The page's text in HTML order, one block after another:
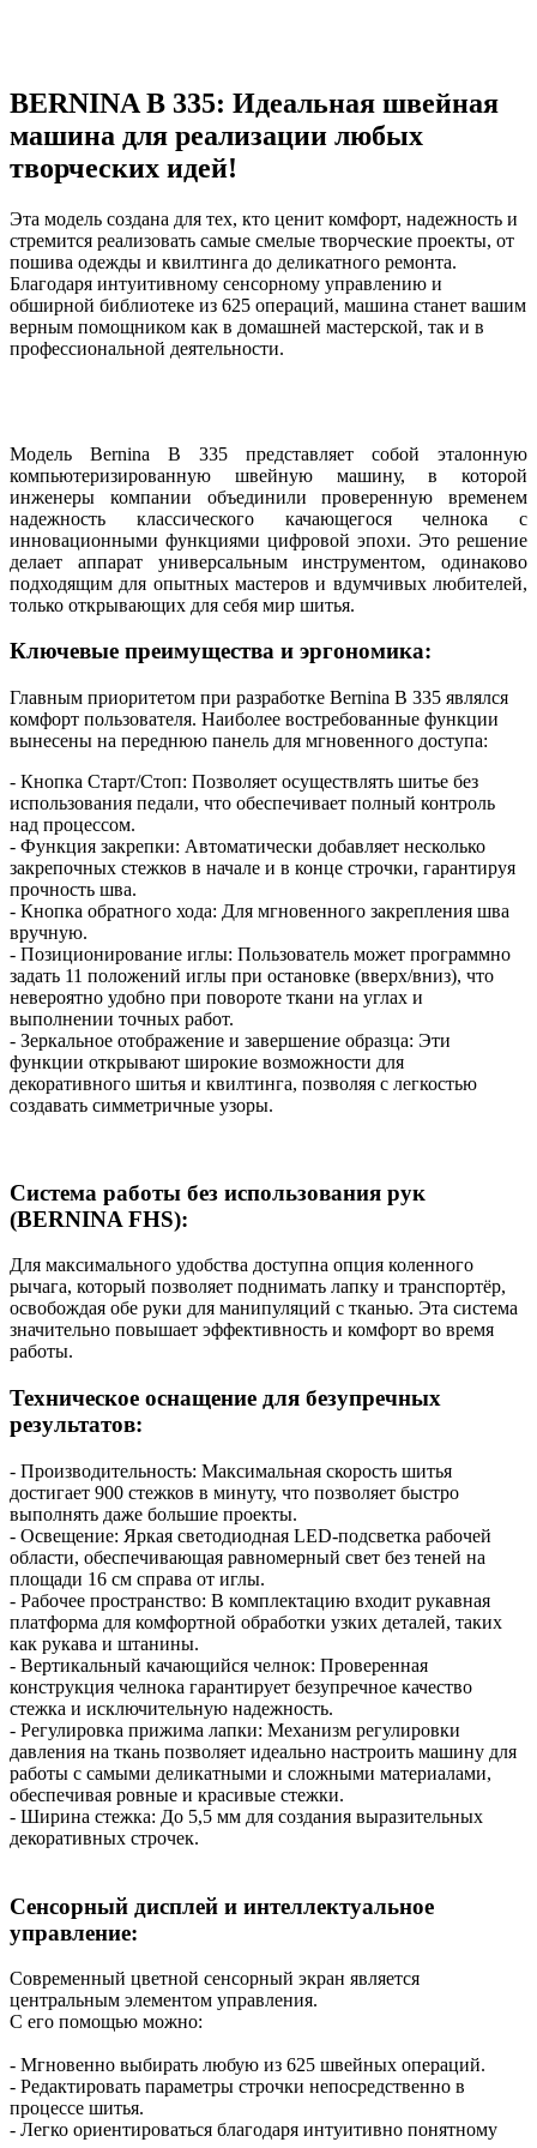
BERNINA B 335: Идеальная швейная
машина для реализации любых
творческих идей!
Эта модель создана для тех, кто ценит комфорт, надежность и
стремится реализовать самые смелые творческие проекты, от
пошива одежды и квилтинга до деликатного ремонта.
Благодаря интуитивному сенсорному управлению и
обширной библиотеке из 625 операций, машина станет вашим
верным помощником как в домашней мастерской, так и в
профессиональной деятельности.
Модель Bernina B 335 представляет собой эталонную
компьютеризированную швейную машину, в которой
инженеры компании объединили проверенную временем
надежность классического качающегося челнока с
инновационными функциями цифровой эпохи. Это решение
делает аппарат универсальным инструментом, одинаково
подходящим для опытных мастеров и вдумчивых любителей,
только открывающих для себя мир шитья.
Ключевые преимущества и эргономика:
Главным приоритетом при разработке Bernina B 335 являлся
комфорт пользователя. Наиболее востребованные функции
вынесены на переднюю панель для мгновенного доступа:
- Кнопка Старт/Стоп: Позволяет осуществлять шитье без
использования педали, что обеспечивает полный контроль
над процессом.
- Функция закрепки: Автоматически добавляет несколько
закрепочных стежков в начале и в конце строчки, гарантируя
прочность шва.
- Кнопка обратного хода: Для мгновенного закрепления шва
вручную.
- Позиционирование иглы: Пользователь может программно
задать 11 положений иглы при остановке (вверх/вниз), что
невероятно удобно при повороте ткани на углах и
выполнении точных работ.
- Зеркальное отображение и завершение образца: Эти
функции открывают широкие возможности для
декоративного шитья и квилтинга, позволяя с легкостью
создавать симметричные узоры.
Система работы без использования рук
(BERNINA FHS):
Для максимального удобства доступна опция коленного
рычага, который позволяет поднимать лапку и транспортёр,
освобождая обе руки для манипуляций с тканью. Эта система
значительно повышает эффективность и комфорт во время
работы.
Техническое оснащение для безупречных
результатов:
- Производительность: Максимальная скорость шитья
достигает 900 стежков в минуту, что позволяет быстро
выполнять даже большие проекты.
- Освещение: Яркая светодиодная LED-подсветка рабочей
области, обеспечивающая равномерный свет без теней на
площади 16 см справа от иглы.
- Рабочее пространство: В комплектацию входит рукавная
платформа для комфортной обработки узких деталей, таких
как рукава и штанины.
- Вертикальный качающийся челнок: Проверенная
конструкция челнока гарантирует безупречное качество
стежка и исключительную надежность.
- Регулировка прижима лапки: Механизм регулировки
давления на ткань позволяет идеально настроить машину для
работы с самыми деликатными и сложными материалами,
обеспечивая ровные и красивые стежки.
- Ширина стежка: До 5,5 мм для создания выразительных
декоративных строчек.
Сенсорный дисплей и интеллектуальное
управление:
Современный цветной сенсорный экран является
центральным элементом управления.
С его помощью можно:
- Мгновенно выбирать любую из 625 швейных операций.
- Редактировать параметры строчки непосредственно в
процессе шитья.
- Легко ориентироваться благодаря интуитивно понятному